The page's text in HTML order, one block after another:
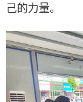
己的力量。